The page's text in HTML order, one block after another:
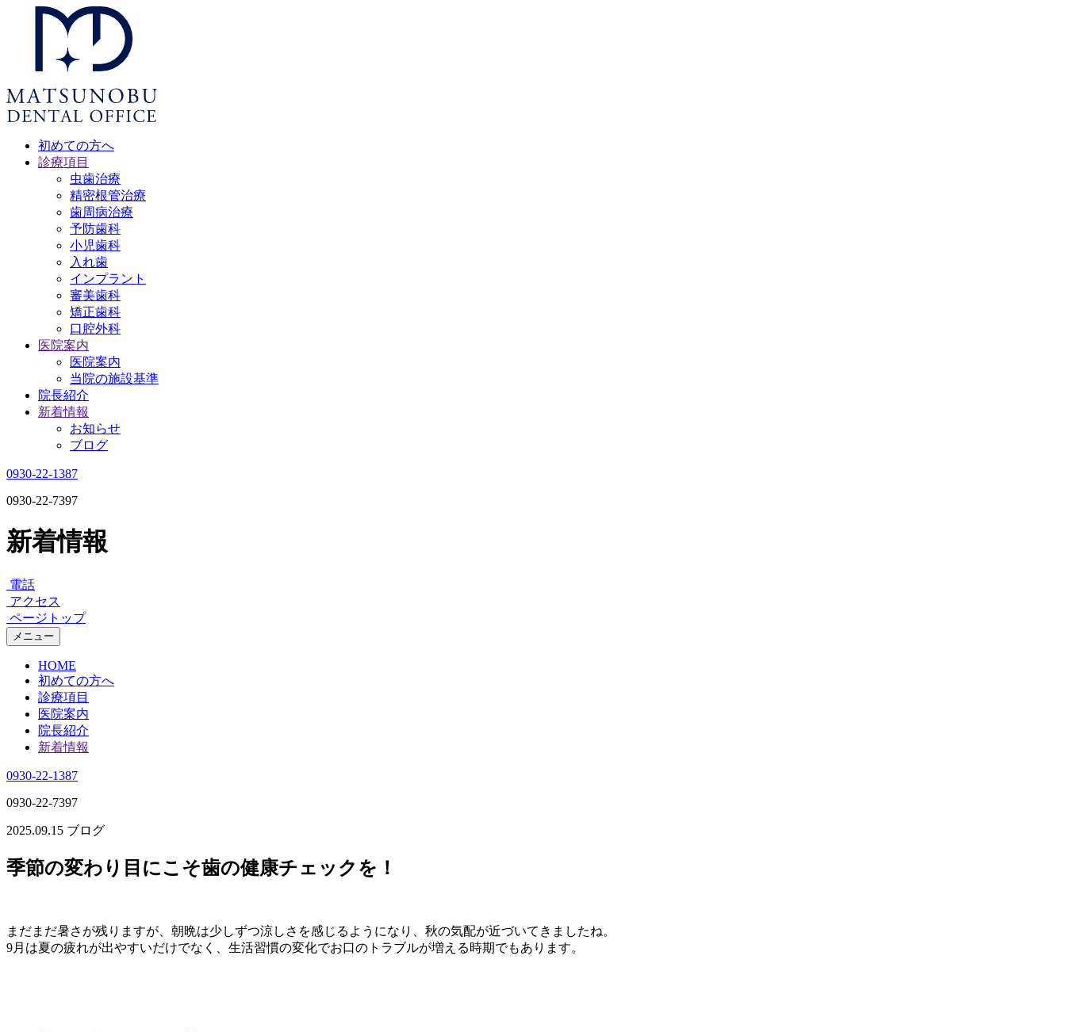
初めての方へ
診療項目
虫歯治療
精密根管治療
歯周病治療
予防歯科
小児歯科
入れ歯
インプラント
審美歯科
矯正歯科
口腔外科
医院案内
医院案内
当院の施設基準
院長紹介
新着情報
お知らせ
ブログ
0930-22-1387
0930-22-7397
新着情報
電話
アクセス
ページトップ
メニュー
HOME
初めての方へ
診療項目
医院案内
院長紹介
新着情報
0930-22-1387
0930-22-7397
2025.09.15 ブログ
季節の変わり目にこそ歯の健康チェックを！
まだまだ暑さが残りますが、朝晩は少しずつ涼しさを感じるようになり、秋の気配が近づいてきましたね。
9月は夏の疲れが出やすいだけでなく、生活習慣の変化でお口のトラブルが増える時期でもあります。